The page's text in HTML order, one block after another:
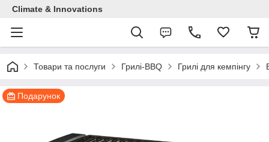
Climate & Innovations
Товари та послуги Грилі-BBQ Грилі для кемпінгу
Подарунок